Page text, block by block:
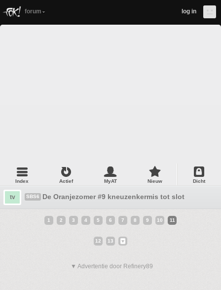
forum log in
Index Actief MyAT Nieuw Dicht
tv SBS6 De Oranjezomer #9 kneuzenkermis tot slot
1 2 3 4 5 6 7 8 9 10 11
12 13
▼ Advertentie door Refinery89